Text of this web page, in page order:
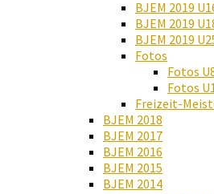
BJEM 2019
BJEM 2019
BJEM 2019
Fotos
Fotos
Fotos
Freizeit-
BJEM 2018
BJEM 2017
BJEM 2016
BJEM 2015
BJEM 2014